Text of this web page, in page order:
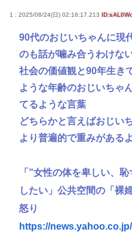
1 : 2025/08/24(日) 02:16:17.213
90代のおじいちゃんに現
のも話が噛み合うわけな
社会の価値観と90年生き
ような年齢のおじいちゃ
てるような言葉
どちらかと言えばおじい
より普遍的で重みがある
「”女性の体を卑しい、
したい」公共空間の「裸
怒り
https://